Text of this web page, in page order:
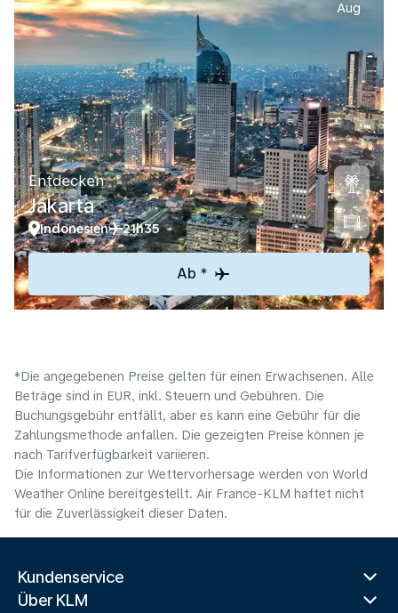
Aug
Entdecken
Jakarta
Indonesien 21h35
Ab *
*Die angegebenen Preise gelten für einen Erwachsenen. Alle
Beträge sind in EUR, inkl. Steuern und Gebühren. Die
Buchungsgebühr entfällt, aber es kann eine Gebühr für die
Zahlungsmethode anfallen. Die gezeigten Preise können je
nach Tarifverfügbarkeit variieren.
Die Informationen zur Wettervorhersage werden von World
Weather Online bereitgestellt. Air France-KLM haftet nicht
für die Zuverlässigkeit dieser Daten.
Kundenservice
Über KLM